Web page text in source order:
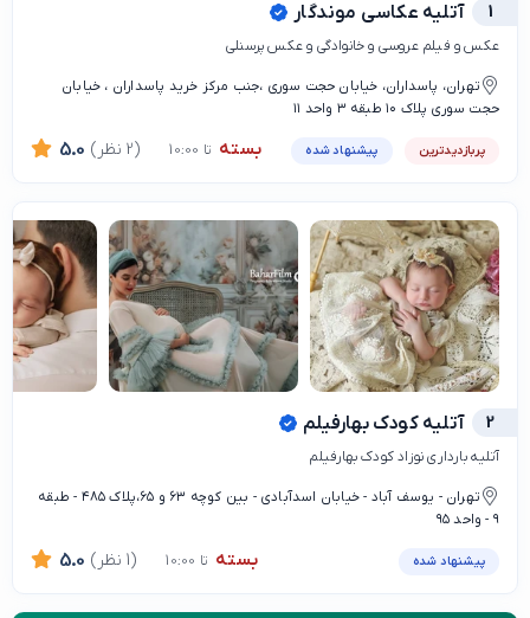
1 آتلیه عکاسی موندگار
عکس و فیلم عروسی و خانوادگی و عکس پرسنلی
تهران، پاسداران، خیابان حجت سوری ،جنب مرکز خرید پاسداران ، خیابان
حجت سوری پلاک ۱۰ طبقه ۳ واحد ۱۱
پربازدیدترین پیشنهاد شده بسته تا 10:00 5.0 (2 نظر)
2 آتلیه کودک بهارفیلم
آتلیه بارداری نوزاد کودک بهارفیلم
تهران - یوسف آباد - خیابان اسدآبادی - بین کوچه ۶۳ و ۶۵،پلاک ۴۸۵ - طبقه
۹ - واحد ۹۵
پیشنهاد شده بسته تا 10:00 5.0 (1 نظر)